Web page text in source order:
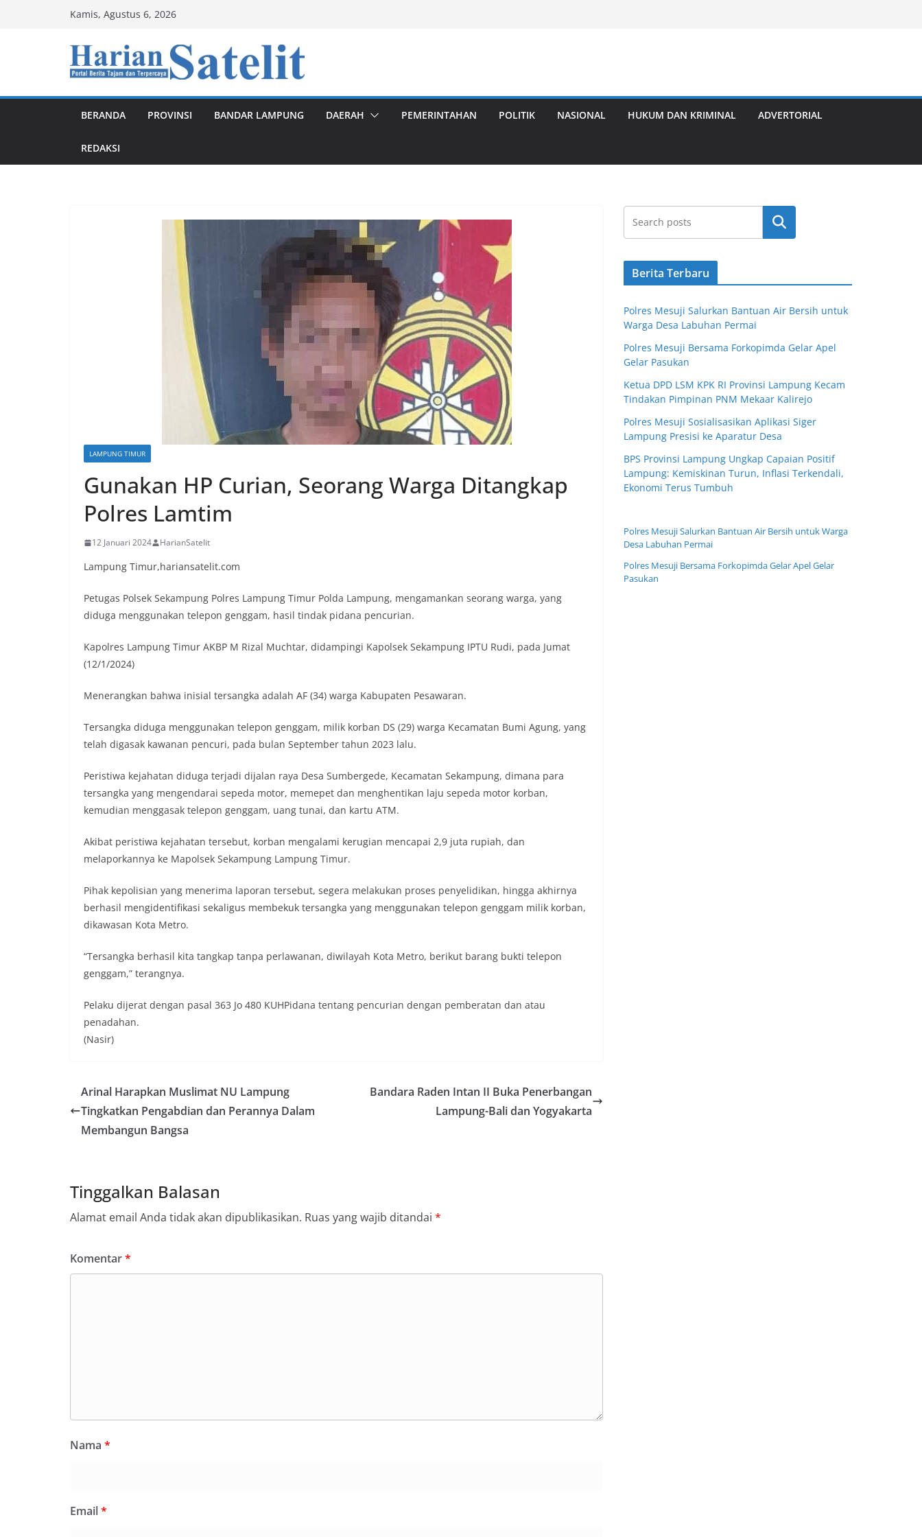
Kamis, Agustus 6, 2026
BERANDA PROVINSI BANDAR LAMPUNG DAERAH PEMERINTAHAN POLITIK NASIONAL HUKUM DAN KRIMINAL ADVERTORIAL
REDAKSI
LAMPUNG TIMUR
Gunakan HP Curian, Seorang Warga Ditangkap
Polres Lamtim
12 Januari 2024 HarianSatelit
Lampung Timur,hariansatelit.com
Petugas Polsek Sekampung Polres Lampung Timur Polda Lampung, mengamankan seorang warga, yang
diduga menggunakan telepon genggam, hasil tindak pidana pencurian.
Kapolres Lampung Timur AKBP M Rizal Muchtar, didampingi Kapolsek Sekampung IPTU Rudi, pada Jumat
(12/1/2024)
Menerangkan bahwa inisial tersangka adalah AF (34) warga Kabupaten Pesawaran.
Tersangka diduga menggunakan telepon genggam, milik korban DS (29) warga Kecamatan Bumi Agung, yang
telah digasak kawanan pencuri, pada bulan September tahun 2023 lalu.
Peristiwa kejahatan diduga terjadi dijalan raya Desa Sumbergede, Kecamatan Sekampung, dimana para
tersangka yang mengendarai sepeda motor, memepet dan menghentikan laju sepeda motor korban,
kemudian menggasak telepon genggam, uang tunai, dan kartu ATM.
Akibat peristiwa kejahatan tersebut, korban mengalami kerugian mencapai 2,9 juta rupiah, dan
melaporkannya ke Mapolsek Sekampung Lampung Timur.
Pihak kepolisian yang menerima laporan tersebut, segera melakukan proses penyelidikan, hingga akhirnya
berhasil mengidentifikasi sekaligus membekuk tersangka yang menggunakan telepon genggam milik korban,
dikawasan Kota Metro.
“Tersangka berhasil kita tangkap tanpa perlawanan, diwilayah Kota Metro, berikut barang bukti telepon
genggam,” terangnya.
Pelaku dijerat dengan pasal 363 Jo 480 KUHPidana tentang pencurian dengan pemberatan dan atau
penadahan.
(Nasir)
Arinal Harapkan Muslimat NU Lampung
Tingkatkan Pengabdian dan Perannya Dalam
Membangun Bangsa
Bandara Raden Intan II Buka Penerbangan
Lampung-Bali dan Yogyakarta
Tinggalkan Balasan
Alamat email Anda tidak akan dipublikasikan. Ruas yang wajib ditandai *
Komentar*
Nama *
Email*
Cari
Berita Terbaru
Polres Mesuji Salurkan Bantuan Air Bersih untuk
Warga Desa Labuhan Permai
Polres Mesuji Bersama Forkopimda Gelar Apel
Gelar Pasukan
Ketua DPD LSM KPK RI Provinsi Lampung Kecam
Tindakan Pimpinan PNM Mekaar Kalirejo
Polres Mesuji Sosialisasikan Aplikasi Siger
Lampung Presisi ke Aparatur Desa
BPS Provinsi Lampung Ungkap Capaian Positif
Lampung: Kemiskinan Turun, Inflasi Terkendali,
Ekonomi Terus Tumbuh
Polres Mesuji Salurkan Bantuan Air Bersih untuk Warga
Desa Labuhan Permai
Polres Mesuji Bersama Forkopimda Gelar Apel Gelar
Pasukan